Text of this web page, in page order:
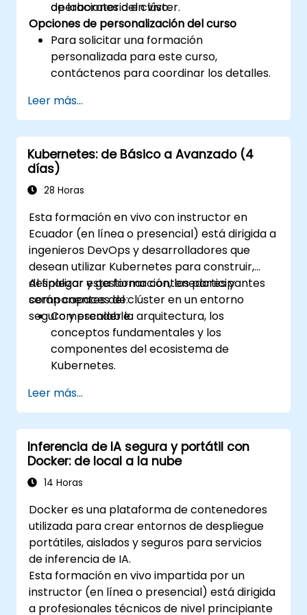
operaciones del clúster.
de laboratorio en vivo.
Opciones de personalización del curso
Para solicitar una formación
personalizada para este curso,
contáctenos para coordinar los detalles.
Leer más...
Kubernetes: de Básico a Avanzado (4
días)
28 Horas
Esta formación en vivo con instructor en
Ecuador (en línea o presencial) está dirigida a
ingenieros DevOps y desarrolladores que
desean utilizar Kubernetes para construir,
desplegar y gestionar contenedores y
componentes del clúster en un entorno
seguro y escalable.
Al finalizar esta formación, los participantes
serán capaces de:
Comprender la arquitectura, los
conceptos fundamentales y los
componentes del ecosistema de
Kubernetes.
Kubernetes para la orquestación de
contenedores.
Aprender a ejecutar operaciones de
Kubernetes utilizando las herramientas
de línea de comandos.
Obtener experiencia práctica que abarca
básicas hasta las avanzadas de
Kubernetes.
Leer más...
Inferencia de IA segura y portátil con
Docker: de local a la nube
14 Horas
Docker es una plataforma de contenedores
utilizada para crear entornos de despliegue
portátiles, aislados y seguros para servicios
de inferencia de IA.
Esta formación en vivo impartida por un
instructor (en línea o presencial) está dirigida
a profesionales técnicos de nivel principiante